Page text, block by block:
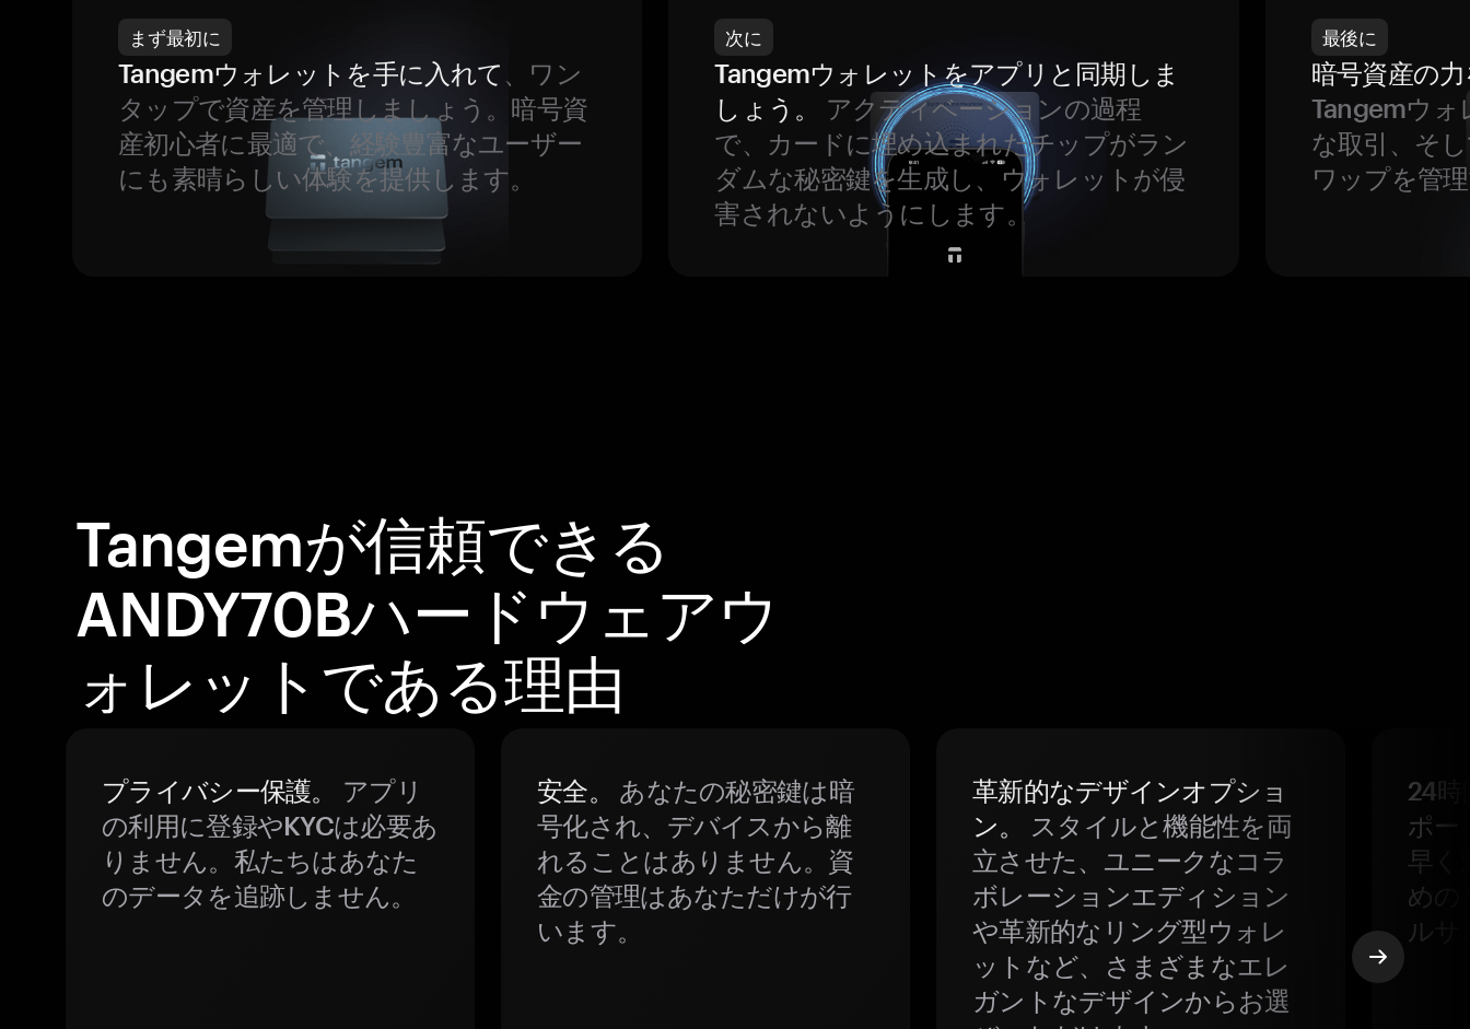
まず最初に
Tangemウォレットを手に入れて、ワン
タップで資産を管理しましょう。暗号資
産初心者に最適で、経験豊富なユーザー
にも素晴らしい体験を提供します。
次に
Tangemウォレットをアプリと同期しま
しょう。
アクティベーションの過程
で、カードに埋め込まれたチップがラン
ダムな秘密鍵を生成し、ウォレットが侵
害されないようにします。
最後に
暗号資産の
Tangemウォ
な取引、そ
ワップを管
Tangemが信頼できる
ANDY70Bハードウェアウ
ォレットである理由
プライバシー保護。
アプリ
の利用に登録やKYCは必要あ
りません。私たちはあなた
のデータを追跡しません。
安全。
あなたの秘密鍵は暗
号化され、デバイスから離
れることはありません。資
金の管理はあなただけが行
います。
革新的なデザインオプショ
ン。
スタイルと機能性を両
立させた、ユニークなコラ
ボレーションエディション
や革新的なリング型ウォレ
ットなど、さまざまなエレ
ガントなデザインからお選
24
ポー
早く
めの
ルサ